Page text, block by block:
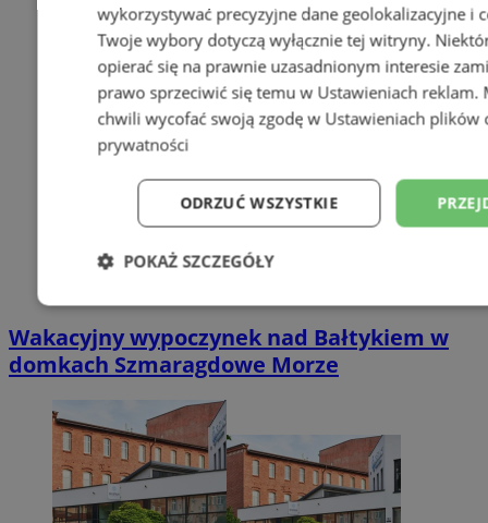
Wakacyjny wypoczynek nad Bałtykiem w
domkach Szmaragdowe Morze
wykorzystywać precyzyjne dane geolokalizacyjne i
Twoje wybory dotyczą wyłącznie tej witryny.
opierać się na prawnie uzasadnionym interesie
prawo sprzeciwić się temu w Ustawieniach reklam.
chwili wycofać swoją zgodę w Ustawieniach plików
prywatności
ODRZUĆ WSZYSTKIE
POKAŻ SZCZEGÓŁY
Niezbędne Wydajność